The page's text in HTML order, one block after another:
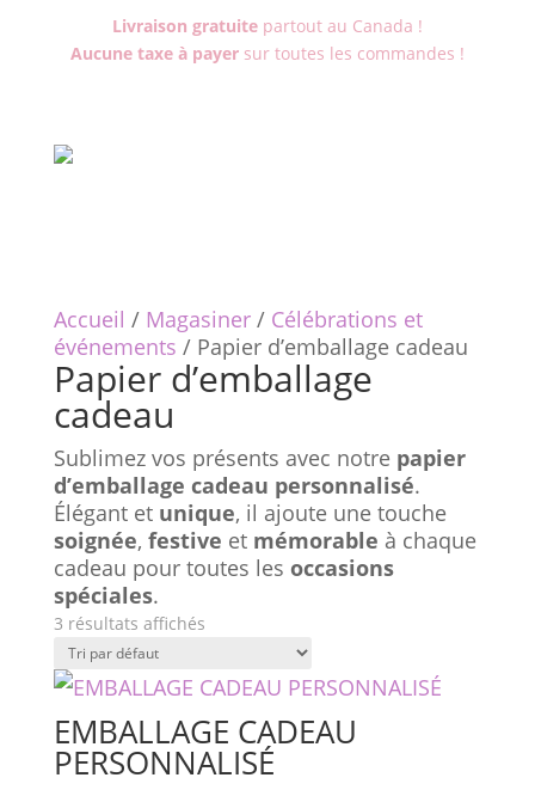
Livraison gratuite partout au Canada !
Aucune taxe à payer sur toutes les commandes !
Accueil / Magasiner/ Célébrations et
événements / Papier d’emballage cadeau
Papier d’emballage
cadeau
Sublimez vos présents avec notre papier
d’emballage cadeau personnalisé.
Élégant et unique, il ajoute une touche
soignée, festive et mémorable à chaque
cadeau pour toutes les occasions
spéciales.
3 résultats affichés
EMBALLAGE CADEAU
PERSONNALISÉ